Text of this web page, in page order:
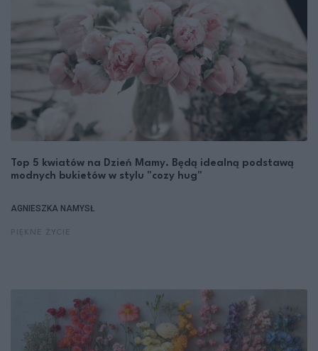
Top 5 kwiatów na Dzień Mamy. Będą idealną podstawą
modnych bukietów w stylu "cozy hug"
AGNIESZKA NAMYSŁ